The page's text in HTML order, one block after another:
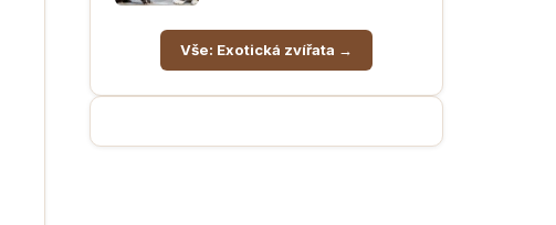
Vše: Exotická zvířata →